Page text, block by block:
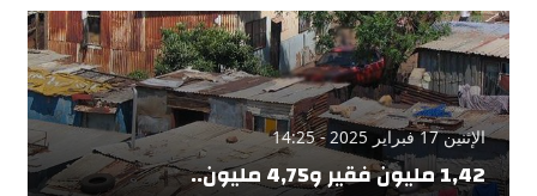
الإثنين 17 فبراير 2025 - 14:25
1,42 مليون فقير و4,75 مليون..